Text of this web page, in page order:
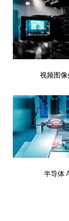
视频图像
半导体